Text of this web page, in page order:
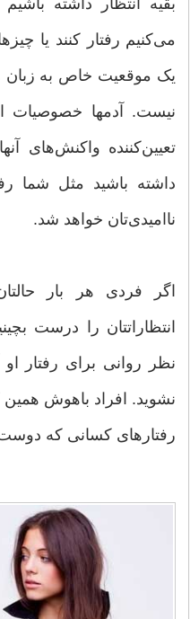
می‌کنیم رفتار کنند یا
یک موقعیت خاص به زبان
نیست. آدمها خصوصیات
تعیین‌کننده واکنش‌های
داشته باشید مثل شما
ناامیدی‌تان خواهد شد.
اگر فردی هر بار
انتظاراتتان را درست
نظر روانی برای رفتار او
نشوید. افراد باهوش همین
رفتارهای کسانی که دوست